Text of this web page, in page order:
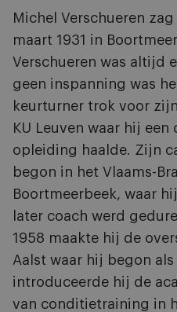
Michel Verschueren
maart 1931 in
Verschueren was altijd
geen inspanning was
keurturner trok voor
KU Leuven waar hij
opleiding haalde. Zijn
begon in het Vlaams-
Boortmeerbeek, waar
later coach werd
1958 maakte hij de
Aalst waar hij begon
introduceerde hij de
van conditietraining in